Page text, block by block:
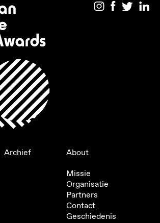
Archief
About
Missie
Organisatie
Partners
Contact
Geschiedenis